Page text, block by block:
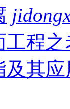
工程
及其